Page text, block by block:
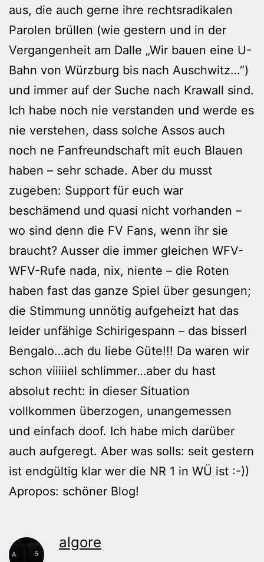
aus, die auch gerne ihre rechtsradikalen
Parolen brüllen (wie gestern und in der
Vergangenheit am Dalle „Wir bauen eine U-
Bahn von Würzburg bis nach Auschwitz…“)
und immer auf der Suche nach Krawall sind.
Ich habe noch nie verstanden und werde es
nie verstehen, dass solche Assos auch
noch ne Fanfreundschaft mit euch Blauen
haben – sehr schade. Aber du musst
zugeben: Support für euch war
beschämend und quasi nicht vorhanden –
wo sind denn die FV Fans, wenn ihr sie
braucht? Ausser die immer gleichen WFV-
WFV-Rufe nada, nix, niente – die Roten
haben fast das ganze Spiel über gesungen;
die Stimmung unnötig aufgeheizt hat das
leider unfähige Schirigespann – das bisserl
Bengalo…ach du liebe Güte!!! Da waren wir
schon viiiiiel schlimmer…aber du hast
absolut recht: in dieser Situation
vollkommen überzogen, unangemessen
und einfach doof. Ich habe mich darüber
auch aufgeregt. Aber was solls: seit gestern
ist endgültig klar wer die NR 1 in WÜ ist :-))
Apropos: schöner Blog!
algore